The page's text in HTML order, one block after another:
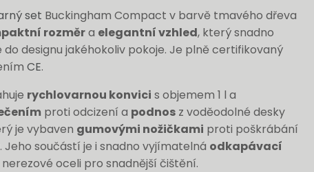
set Buckingham Compact v barvě tmavého dřeva
rozměra elegantní vzhled, který snadno
do designu jakéhokoliv pokoje. Je plně certifikovaný
CE.
rychlovarnou konvici s objemem 1 l a
proti odcizení a podnos z voděodolné desky
je vybaven gumovými nožičkami proti poškrábání
Jeho součástí je i snadno vyjímatelná odkapávací
nerezové oceli pro snadnější čištění.